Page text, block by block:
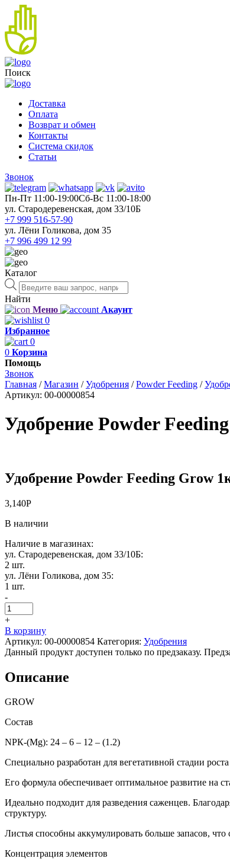
Поиск
Доставка
Оплата
Возврат и обмен
Контакты
Система скидок
Статьи
Звонок
Пн-Пт 11:00-19:00Cб-Вс 11:00-18:00
ул. Стародеревенская, дом 33/10Б
+7 999 516-57-90
ул. Лёни Голикова, дом 35
+7 996 499 12 99
Каталог
Поиск
товаров
Найти
Меню
Акаунт
0
Избранное
0
0 Корзина
Помощь
Звонок
Главная /Магазин /Удобрения /Powder Feeding /
Артикул: 00-00000854
Удобрение Powder
Удобрение Powder Feeding Grow
3,140Р
В наличии
Наличие в магазинах:
ул. Стародеревенская, дом 33/10Б:
2 шт.
ул. Лёни Голикова, дом 35:
1 шт.
-
+
В корзину
Артикул: 00-00000854 Категория: Удобрения
Данный продукт доступен только по предзаказу.
Описание
GROW
Состав
NРК-(Mg): 24 – 6 – 12 – (1.2)
Специально разработан для вегетативной стадии
Его формула обеспечивает оптимальное развитие на
Идеально подходит для разведения саженцев.
структуру.
Листья способны аккумулировать больше запасов,
Концентрация элементов